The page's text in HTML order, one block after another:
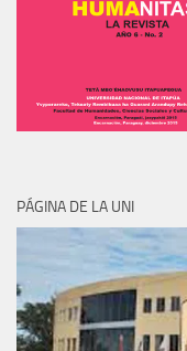
PÁGINA DE LA UNI